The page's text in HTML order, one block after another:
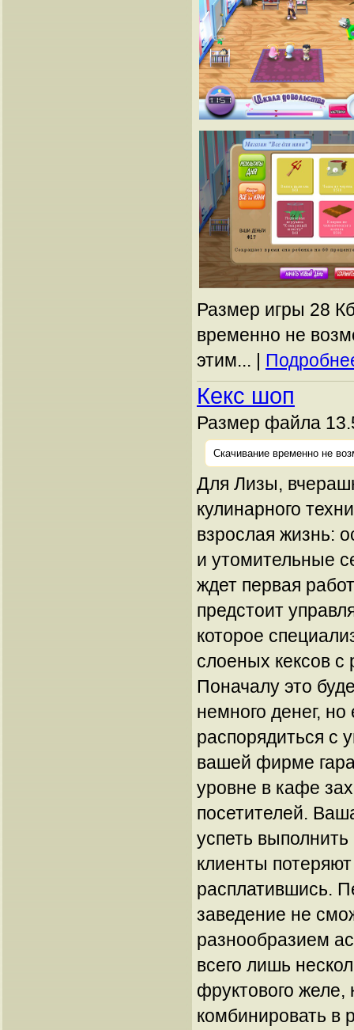
Размер игры 28
временно не
этим... |
Кекс шоп
Размер файла
Скачивание временно не
Для Лизы,
кулинарного
взрослая жизнь:
и утомительные
ждет первая
предстоит
которое
слоеных кексов
Поначалу это
немного денег,
распорядиться с
вашей фирме
уровне в кафе
посетителей.
успеть выполнить
клиенты
расплатившись.
заведение не
разнообразием
всего лишь
фруктового
комбинировать в